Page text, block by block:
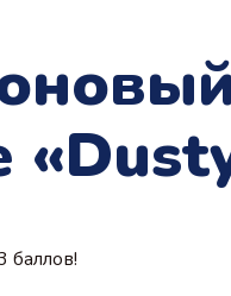
баллов!